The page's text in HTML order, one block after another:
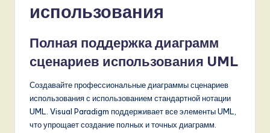
использования
Полная поддержка диаграмм
сценариев использования UML
Создавайте профессиональные диаграммы сценариев
использования с использованием стандартной нотации
UML. Visual Paradigm поддерживает все элементы UML,
что упрощает создание полных и точных диаграмм.